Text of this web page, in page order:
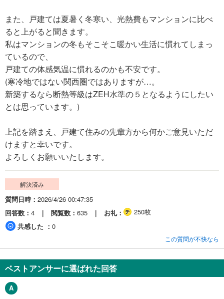
また、戸建ては夏暑く冬寒い、光熱費もマンションに比べ
ると上がると聞きます。
私はマンションの冬もそこそこ暖かい生活に慣れてしまっ
ているので、
戸建ての体感気温に慣れるのかも不安です。
(寒冷地ではない関西圏ではありますが…。
新築するなら断熱等級はZEH水準の５となるようにしたい
とは思っています。)
上記を踏まえ、戸建て住みの先輩方から何かご意見いただ
けますと幸いです。
よろしくお願いいたします。
解決済み
質問日時
2026/4/26 00:47:35
回答数
4 閲覧数 635 お礼
250枚
共感した
0
この質問が不快なら
ベストアンサーに選ばれた回答